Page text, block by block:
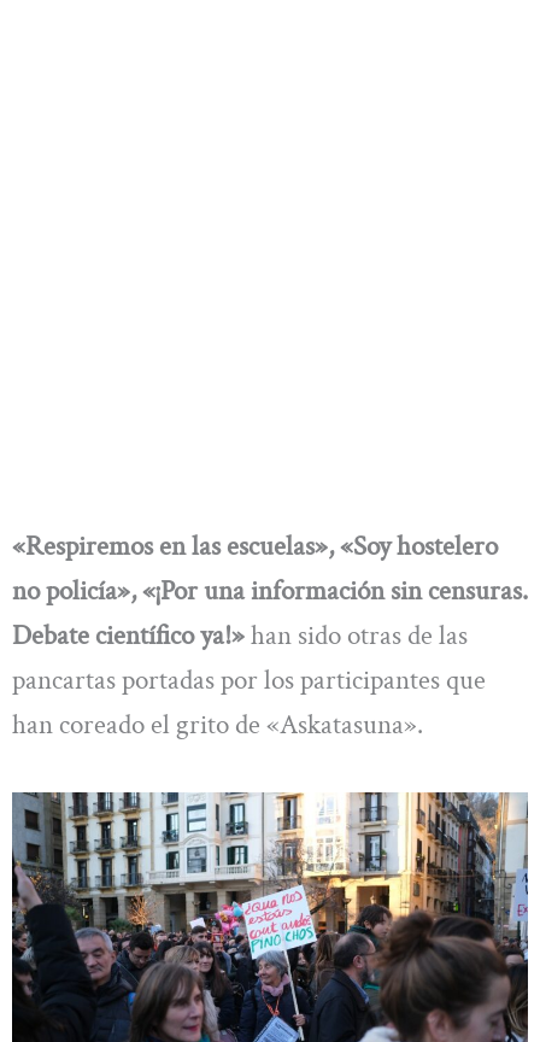
«Respiremos en las escuelas», «Soy hostelero
no policía», «¡Por una información sin censuras.
Debate científico ya!»han sido otras de las
pancartas portadas por los participantes que
han coreado el grito de «Askatasuna».